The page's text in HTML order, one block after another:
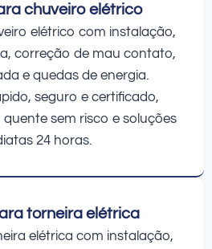
chuveiro elétrico
elétrico com instalação,
correção de mau contato,
e quedas de energia.
seguro e certificado,
sem risco e soluções
24 horas.
torneira elétrica
elétrica com instalação,